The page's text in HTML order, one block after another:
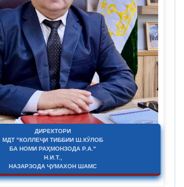
ДИРЕКТОРИ
МДТ "КОЛЛЕҶИ ТИББИИ Ш.КӮЛОБ
БА НОМИ РАҲМОНЗОДА Р.А."
Н.И.Т.,
НАЗАРЗОДА ҶУМАХОН ШАМС